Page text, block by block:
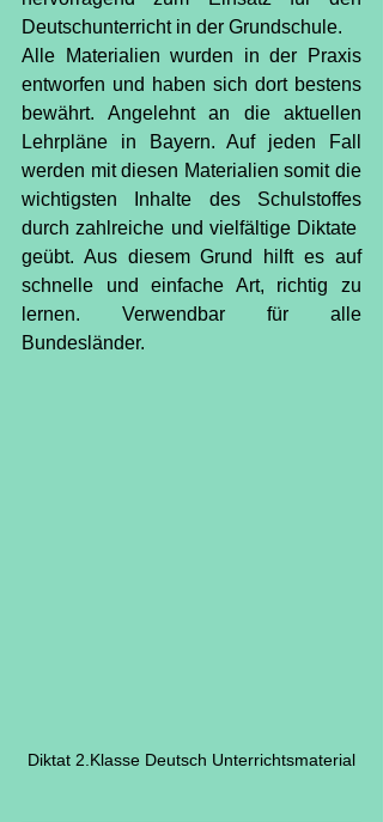
Deutschunterricht in der Grundschule.
Alle Materialien wurden in der Praxis
entworfen und haben sich dort bestens
bewährt. Angelehnt an die aktuellen
Lehrpläne in Bayern. Auf jeden Fall
werden mit diesen Materialien somit die
wichtigsten Inhalte des Schulstoffes
durch zahlreiche und vielfältige Diktate
geübt. Aus diesem Grund hilft es auf
schnelle und einfache Art, richtig zu
lernen. Verwendbar für alle
Bundesländer.
Diktat 2.Klasse Deutsch Unterrichtsmaterial